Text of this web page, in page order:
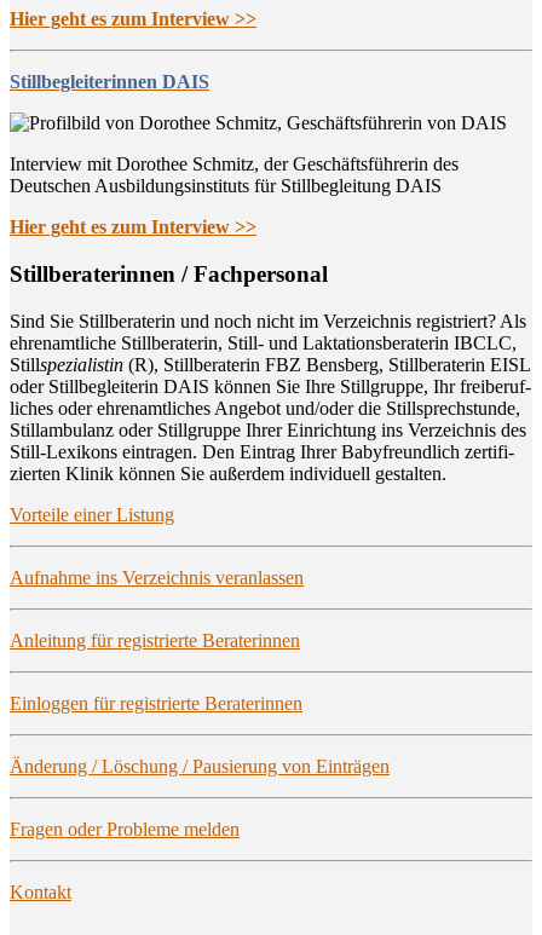
Hier geht es zum Interview >>
Stillbegleiterinnen DAIS
Interview mit Dorothee Schmitz, der Geschäftsführerin des
Deutschen Ausbildungsinstituts für Stillbegleitung DAIS
Hier geht es zum Interview >>
Still­be­ra­te­rin­nen / Fachpersonal
Sind Sie Still­be­ra­te­rin und noch nicht im Ver­zeich­nis regis­triert? Als
ehren­amt­li­che Still­be­ra­te­rin, Still- und Lak­ta­ti­ons­be­ra­te­rin IBCLC,
Stillspe­zia­lis­tin (R), Still­be­ra­te­rin FBZ Bens­berg, Still­be­ra­te­rin EISL
oder Still­be­glei­te­rin DAIS kön­nen Sie Ihre Still­grup­pe, Ihr frei­be­ruf­
li­ches oder ehren­amt­li­ches Ange­bot und/oder die Still­sprech­stun­de,
Still­am­bu­lanz oder Still­grup­pe Ihrer Ein­rich­tung ins Ver­zeich­nis des
Still-Lexi­kons ein­tra­gen. Den Ein­trag Ihrer Baby­freund­lich zer­ti­fi­
zier­ten Kli­nik kön­nen Sie außer­dem indi­vi­du­ell gestalten.
Vor­tei­le einer Listung
Auf­nah­me ins Ver­zeich­nis veranlassen
Anlei­tung für regis­trier­te Beraterinnen
Ein­log­gen für regis­trier­te Beraterinnen
Ände­rung / Löschung / Pau­sie­rung von Einträgen
Fra­gen oder Pro­ble­me melden
Kon­takt